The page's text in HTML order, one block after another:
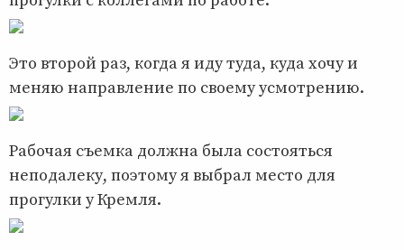
Это второй раз, когда я иду туда, куда хочу и
меняю направление по своему усмотрению.
Рабочая съемка должна была состояться
неподалеку, поэтому я выбрал место для
прогулки у Кремля.